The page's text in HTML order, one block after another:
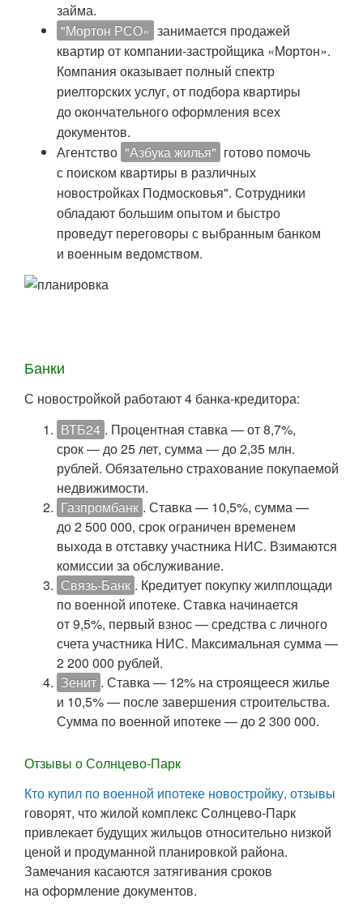
займа.
"Мортон РСО« занимается продажей
квартир от компании-застройщика «Мортон».
Компания оказывает полный спектр
риелторских услуг, от подбора квартиры
до окончательного оформления всех
документов.
Агентство "Азбука жилья" готово помочь
с поиском квартиры в различных
новостройках Подмосковья". Сотрудники
обладают большим опытом и быстро
проведут переговоры с выбранным банком
и военным ведомством.
Банки
С новостройкой работают 4 банка-кредитора:
ВТБ24 . Процентная ставка — от 8,7%,
срок — до 25 лет, сумма — до 2,35 млн.
рублей. Обязательно страхование покупаемой
недвижимости.
Газпромбанк . Ставка — 10,5%, сумма —
до 2 500 000, срок ограничен временем
выхода в отставку участника НИС. Взимаются
комиссии за обслуживание.
Связь-Банк . Кредитует покупку жилплощади
по военной ипотеке. Ставка начинается
от 9,5%, первый взнос — средства с личного
счета участника НИС. Максимальная сумма —
2 200 000 рублей.
Зенит . Ставка — 12% на строящееся жилье
и 10,5% — после завершения строительства.
Сумма по военной ипотеке — до 2 300 000.
Отзывы о Солнцево-Парк
Кто купил по военной ипотеке новостройку, отзывы
говорят, что жилой комплекс Солнцево-Парк
привлекает будущих жильцов относительно низкой
ценой и продуманной планировкой района.
Замечания касаются затягивания сроков
на оформление документов.